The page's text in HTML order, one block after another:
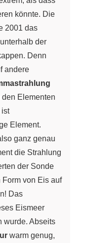
könnte. Die
2001 das
der
Denn
andere
Elementen
ist
Element.
ganz genau
die Strahlung
der Sonde
Form von Eis auf
Das
Eismeer
wurde. Abseits
warm genug,